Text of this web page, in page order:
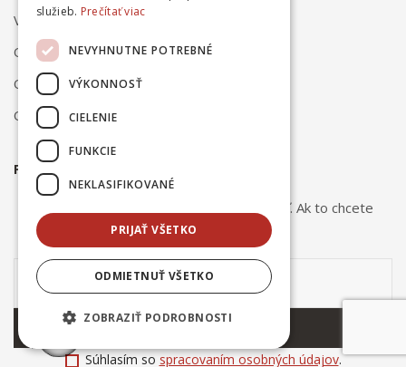
Vrátenie a reklamácia
Odstúpenie od zmluvy online
Obchodné podmienky
Ochrana osobných údajov
PRIHLÁSTE SA NA ODBER NOVINIEK
Odber noviniek môžete kedykoľvek zrušiť. Ak to chcete
urobiť, kontaktujte nás.
Súhlasím so spracovaním osobných údajov.
služieb. Prečítať viac
NEVYHNUTNE POTREBNÉ
VÝKONNOSŤ
CIELENIE
FUNKCIE
NEKLASIFIKOVANÉ
PRIJAŤ VŠETKO
ODMIETNUŤ VŠETKO
ZOBRAZIŤ PODROBNOSTI